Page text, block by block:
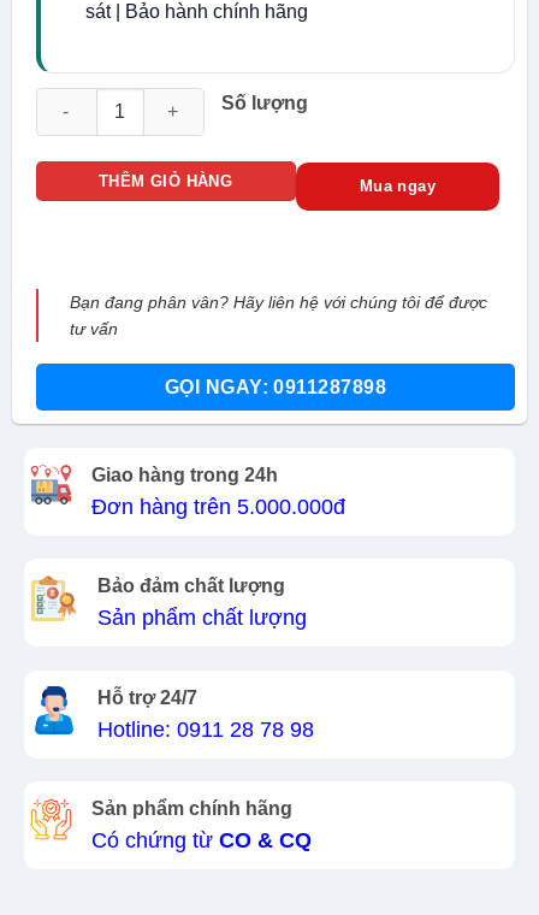
sát | Bảo hành chính hãng
Số lượng
Camera IP Hikvision DS-2DE3A404IWG-EHUN số lượng
THÊM GIỎ HÀNG Mua ngay
Bạn đang phân vân? Hãy liên hệ với chúng tôi để được
tư vấn
GỌI NGAY: 0911287898
Giao hàng trong 24h
Đơn hàng trên 5.000.000đ
Bảo đảm chất lượng
Sản phẩm chất lượng
Hỗ trợ 24/7
Hotline: 0911 28 78 98
Sản phẩm chính hãng
Có chứng từ CO & CQ